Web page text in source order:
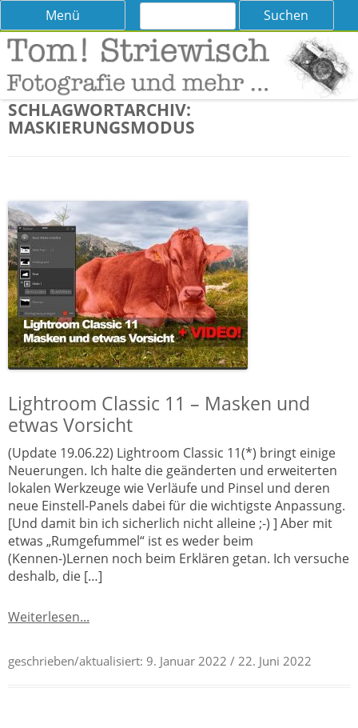
Tom! Striewisch – Fotografieren
lernen
Tipps und Tricks und Meinungen zur Fotografie
Menü
Skip
content
Suchen
SCHLAGWORTARCHIV:
MASKIERUNGSMODUS
Lightroom Classic 11 – Masken und
etwas Vorsicht
(Update 19.06.22) Lightroom Classic 11(*) bringt einige
Neuerungen. Ich halte die geänderten und erweiterten
lokalen Werkzeuge wie Verläufe und Pinsel und deren
neue Einstell-Panels dabei für die wichtigste Anpassung.
[Und damit bin ich sicherlich nicht alleine ;-) ] Aber mit
etwas „Rumgefummel“ ist es weder beim
(Kennen-)Lernen noch beim Erklären getan. Ich versuche
deshalb, die […]
Weiterlesen...
geschrieben/aktualisiert: 9. Januar 2022 / 22. Juni 2022